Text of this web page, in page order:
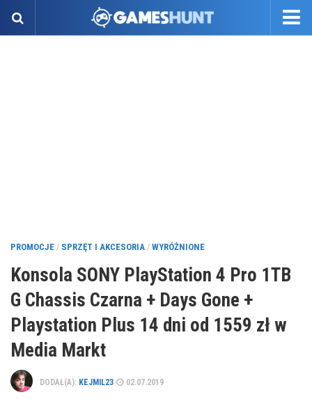
PROMOCJE / SPRZĘT I AKCESORIA / WYRÓŻNIONE
Konsola SONY PlayStation 4 Pro 1TB
G Chassis Czarna + Days Gone +
Playstation Plus 14 dni od 1559 zł w
Media Markt
DODAŁ(A): KEJMIL23 02.07.2019